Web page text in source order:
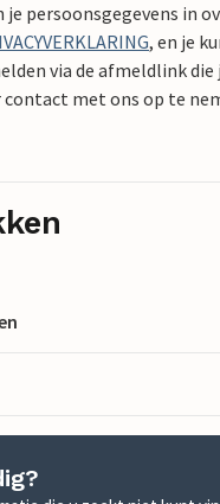
je persoonsgegevens in
, en je
via de afmeldlink die
met ons op te